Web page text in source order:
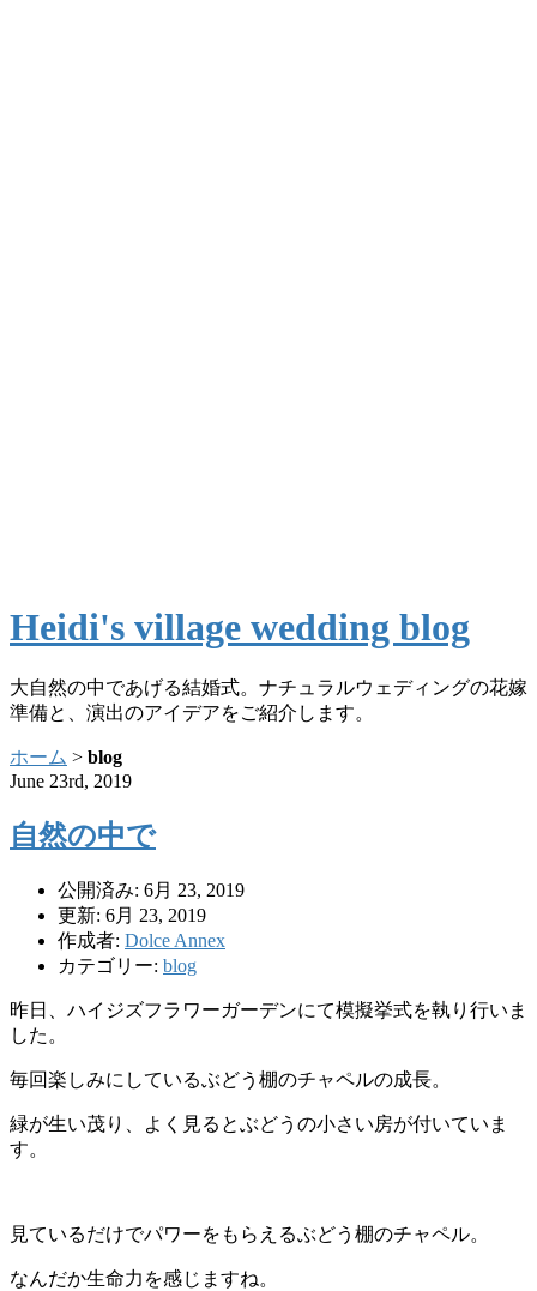
Heidi's village wedding blog
大自然の中であげる結婚式。ナチュラルウェディングの花嫁
準備と、演出のアイデアをご紹介します。
ホーム > blog
June 23rd, 2019
自然の中で
公開済み: 6月 23, 2019
更新: 6月 23, 2019
作成者: Dolce Annex
カテゴリー: blog
昨日、ハイジズフラワーガーデンにて模擬挙式を執り行いま
した。
毎回楽しみにしているぶどう棚のチャペルの成長。
緑が生い茂り、よく見るとぶどうの小さい房が付いていま
す。
見ているだけでパワーをもらえるぶどう棚のチャペル。
なんだか生命力を感じますね。